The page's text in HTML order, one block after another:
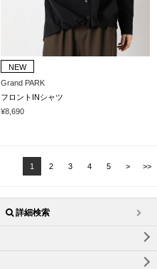
NEW
Grand PARK
フロントINシャツ
¥8,690
1 2 3 4 5 > >>
詳細検索